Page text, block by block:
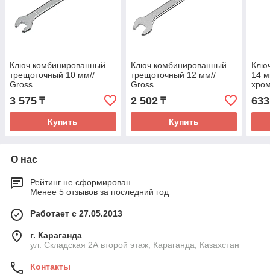
Ключ комбинированный
трещоточный 10 мм//
Gross
3 575 ₸
Купить
Ключ комбинированный
трещоточный 12 мм//
Gross
2 502₸
Купить
14
633
О нас
Рейтинг не сформирован
Менее 5 отзывов за последний год
Работает с 27.05.2013
г. Караганда
ул. Складская 2А второй этаж, Караганда, Казахстан
Контакты